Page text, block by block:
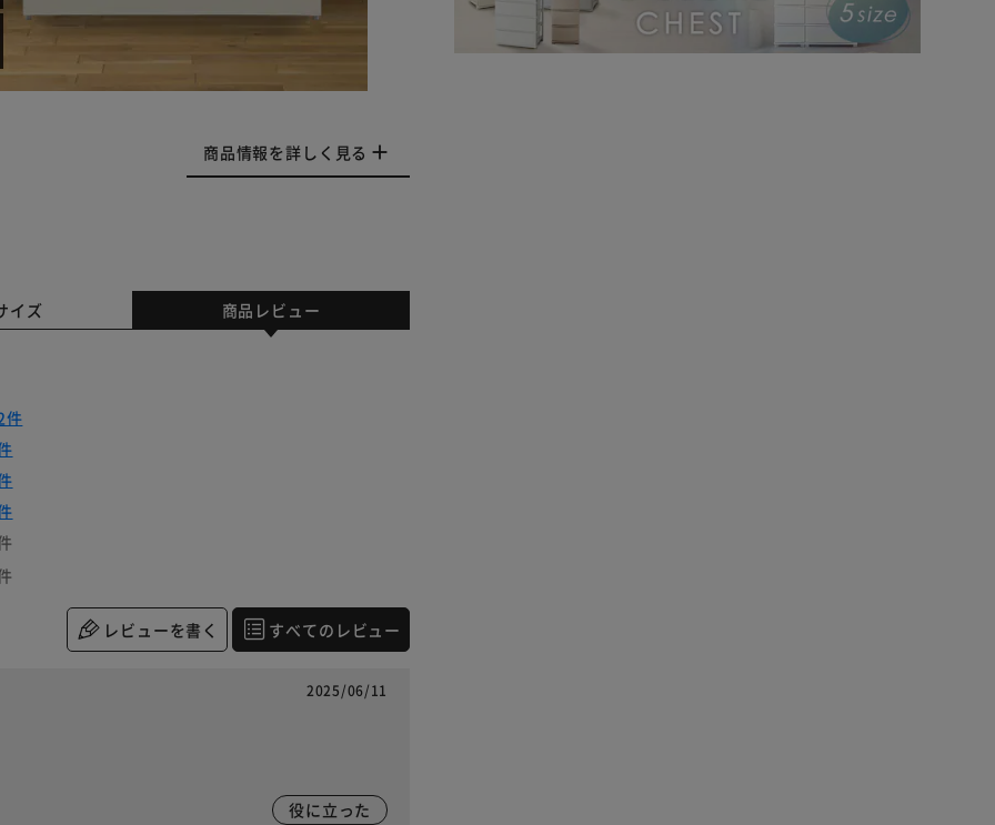
商品情報を詳しく見る
イズ 商品レビュー
件
レビューを書く すべてのレビュー
2025/06/11
役に立った